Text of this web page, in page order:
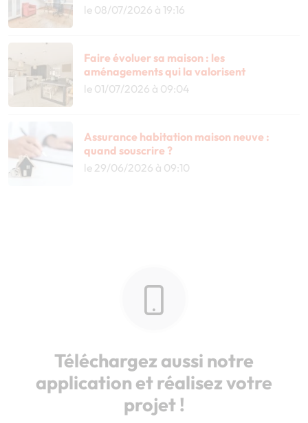
le 08/07/2026 à 19:16
Faire évoluer sa maison : les
aménagements qui la valorisent
le 01/07/2026 à 09:04
Assurance habitation maison neuve :
quand souscrire ?
le 29/06/2026 à 09:10
Téléchargez aussi notre
application et réalisez votre
projet !